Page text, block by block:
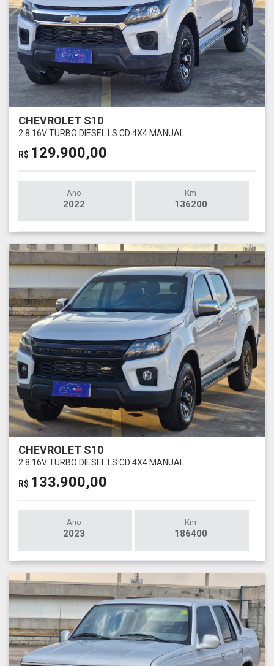
CHEVROLET S10
2.8 16V TURBO DIESEL LS CD 4X4 MANUAL
R$ 129.900,00
Ano
2022
Km
136200
CHEVROLET S10
2.8 16V TURBO DIESEL LS CD 4X4 MANUAL
R$ 133.900,00
Ano
2023
Km
186400